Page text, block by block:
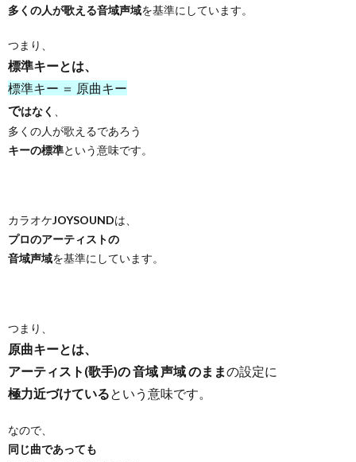
多くの人が歌える音域声域を基準にしています。
つまり、
標準キーとは、
標準キー ＝ 原曲キー
ではなく
多くの人が歌えるであろう
キーの標準という意味です。
カラオケJOYSOUNDは、
プロのアーティストの
音域声域を基準にしています。
つまり、
原曲キーとは、
アーティスト(歌手)の 音域 声域 のままの設定に
極力近づけている という意味です。
なので、
同じ曲であっても